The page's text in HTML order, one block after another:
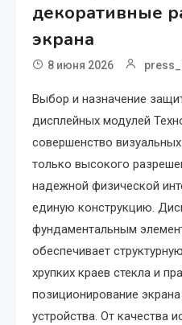
декоративные
экрана
8 июня 2026
Выбор и назначение
дисплейных модулей
совершенство
только высокого
надежной физической
единую конструкцию.
фундаментальным
обеспечивает
хрупких краев стекла и
позиционирование
устройства. От качества